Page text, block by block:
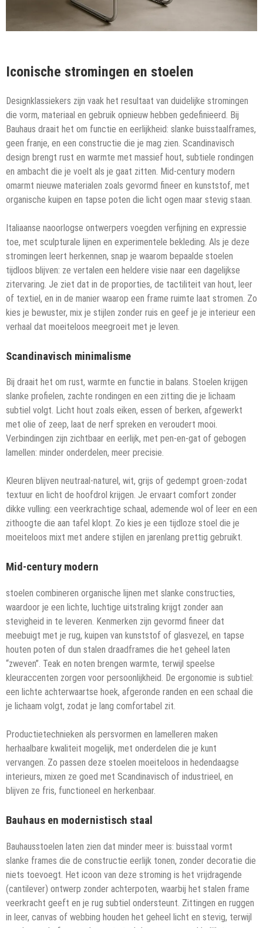
Iconische stromingen en stoelen
Designklassiekers zijn vaak het resultaat van duidelijke stromingen
die vorm, materiaal en gebruik opnieuw hebben gedefinieerd. Bij
Bauhaus draait het om functie en eerlijkheid: slanke buisstaalframes,
geen franje, en een constructie die je mag zien. Scandinavisch
design brengt rust en warmte met massief hout, subtiele rondingen
en ambacht die je voelt als je gaat zitten. Mid-century modern
omarmt nieuwe materialen zoals gevormd fineer en kunststof, met
organische kuipen en tapse poten die licht ogen maar stevig staan.
Italiaanse naoorlogse ontwerpers voegden verfijning en expressie
toe, met sculpturale lijnen en experimentele bekleding. Als je deze
stromingen leert herkennen, snap je waarom bepaalde stoelen
tijdloos blijven: ze vertalen een heldere visie naar een dagelijkse
zitervaring. Je ziet dat in de proporties, de tactiliteit van hout, leer
of textiel, en in de manier waarop een frame ruimte laat stromen. Zo
kies je bewuster, mix je stijlen zonder ruis en geef je je interieur een
verhaal dat moeiteloos meegroeit met je leven.
Scandinavisch minimalisme
Bij draait het om rust, warmte en functie in balans. Stoelen krijgen
slanke profielen, zachte rondingen en een zitting die je lichaam
subtiel volgt. Licht hout zoals eiken, essen of berken, afgewerkt
met olie of zeep, laat de nerf spreken en veroudert mooi.
Verbindingen zijn zichtbaar en eerlijk, met pen-en-gat of gebogen
lamellen: minder onderdelen, meer precisie.
Kleuren blijven neutraal-naturel, wit, grijs of gedempt groen-zodat
textuur en licht de hoofdrol krijgen. Je ervaart comfort zonder
dikke vulling: een veerkrachtige schaal, ademende wol of leer en een
zithoogte die aan tafel klopt. Zo kies je een tijdloze stoel die je
moeiteloos mixt met andere stijlen en jarenlang prettig gebruikt.
Mid-century modern
stoelen combineren organische lijnen met slanke constructies,
waardoor je een lichte, luchtige uitstraling krijgt zonder aan
stevigheid in te leveren. Kenmerken zijn gevormd fineer dat
meebuigt met je rug, kuipen van kunststof of glasvezel, en tapse
houten poten of dun stalen draadframes die het geheel laten
“zweven”. Teak en noten brengen warmte, terwijl speelse
kleuraccenten zorgen voor persoonlijkheid. De ergonomie is subtiel:
een lichte achterwaartse hoek, afgeronde randen en een schaal die
je lichaam volgt, zodat je lang comfortabel zit.
Productietechnieken als persvormen en lamelleren maken
herhaalbare kwaliteit mogelijk, met onderdelen die je kunt
vervangen. Zo passen deze stoelen moeiteloos in hedendaagse
interieurs, mixen ze goed met Scandinavisch of industrieel, en
blijven ze fris, functioneel en herkenbaar.
Bauhaus en modernistisch staal
Bauhausstoelen laten zien dat minder meer is: buisstaal vormt
slanke frames die de constructie eerlijk tonen, zonder decoratie die
niets toevoegt. Het icoon van deze stroming is het vrijdragende
(cantilever) ontwerp zonder achterpoten, waarbij het stalen frame
veerkracht geeft en je rug subtiel ondersteunt. Zittingen en ruggen
in leer, canvas of webbing houden het geheel licht en stevig, terwijl